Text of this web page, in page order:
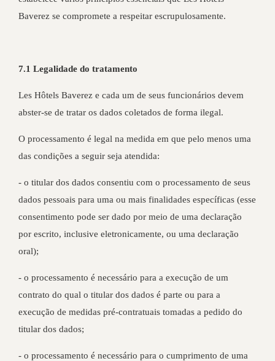
Baverez se compromete a respeitar escrupulosamente.
7.1 Legalidade do tratamento
Les Hôtels Baverez e cada um de seus funcionários devem
abster-se de tratar os dados coletados de forma ilegal.
O processamento é legal na medida em que pelo menos uma
das condições a seguir seja atendida:
- o titular dos dados consentiu com o processamento de seus
dados pessoais para uma ou mais finalidades específicas (esse
consentimento pode ser dado por meio de uma declaração
por escrito, inclusive eletronicamente, ou uma declaração
oral);
- o processamento é necessário para a execução de um
contrato do qual o titular dos dados é parte ou para a
execução de medidas pré-contratuais tomadas a pedido do
titular dos dados;
- o processamento é necessário para o cumprimento de uma